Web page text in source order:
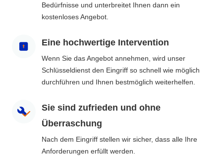
Bedürfnisse und unterbreitet Ihnen dann ein
kostenloses Angebot.
Eine hochwertige Intervention
Wenn Sie das Angebot annehmen, wird unser
Schlüsseldienst den Eingriff so schnell wie möglich
durchführen und Ihnen bestmöglich weiterhelfen.
Sie sind zufrieden und ohne
Überraschung
Nach dem Eingriff stellen wir sicher, dass alle Ihre
Anforderungen erfüllt werden.